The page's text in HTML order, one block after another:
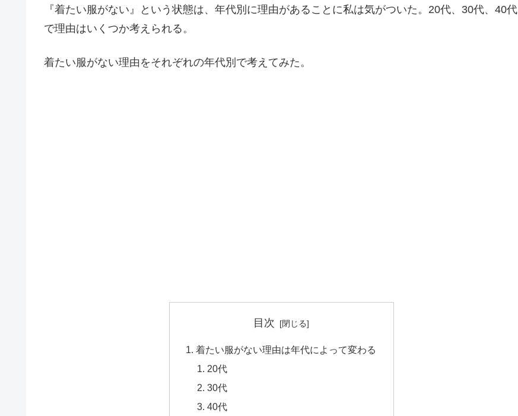
『着たい服がない』という状態は、年代別に理由があることに私は気がついた。20代、30代、40代
で理由はいくつか考えられる。
着たい服がない理由をそれぞれの年代別で考えてみた。
目次
着たい服がない理由は年代によって変わる
20代
30代
40代